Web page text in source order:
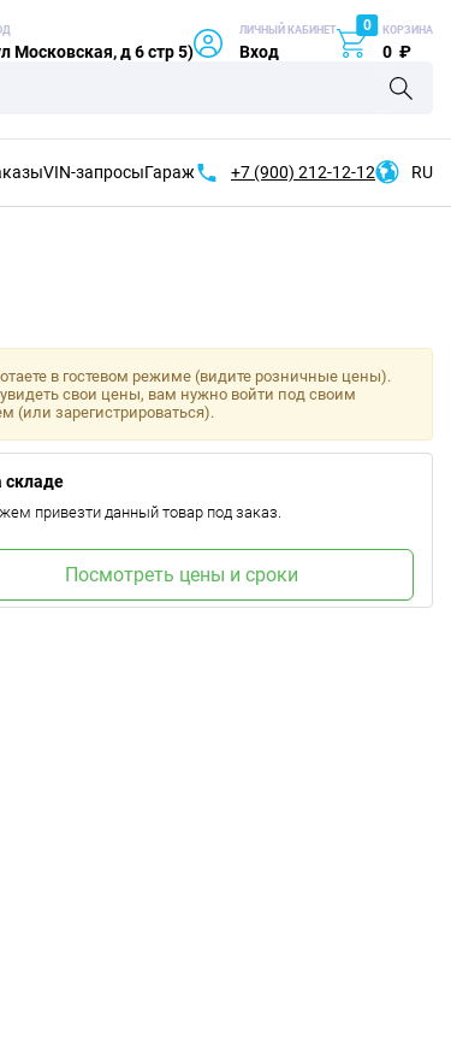
Московская, д 6 стр 5)
ЛИЧНЫЙ КАБИНЕТ
Вход
0 КОРЗИНА
0 ₽
VIN-запросыГараж +7 (900) 212-12-12 RU
в гостевом режиме (видите розничные цены).
свои цены, вам нужно войти под своим
(или зарегистрироваться).
складе
привезти данный товар под заказ.
Посмотреть цены и сроки